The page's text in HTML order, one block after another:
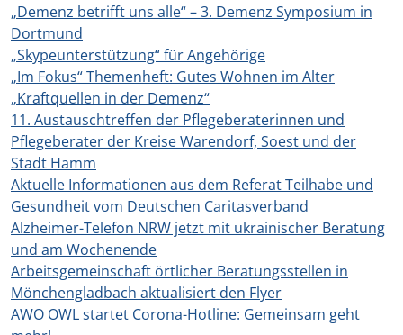
„Demenz betrifft uns alle“ – 3. Demenz Symposium in
Dortmund
„Skypeunterstützung“ für Angehörige
„Im Fokus“ Themenheft: Gutes Wohnen im Alter
„Kraftquellen in der Demenz“
11. Austauschtreffen der Pflegeberaterinnen und
Pflegeberater der Kreise Warendorf, Soest und der
Stadt Hamm
Aktuelle Informationen aus dem Referat Teilhabe und
Gesundheit vom Deutschen Caritasverband
Alzheimer-Telefon NRW jetzt mit ukrainischer Beratung
und am Wochenende
Arbeitsgemeinschaft örtlicher Beratungsstellen in
Mönchengladbach aktualisiert den Flyer
AWO OWL startet Corona-Hotline: Gemeinsam geht